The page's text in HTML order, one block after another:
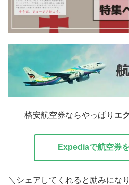
格安航空券ならやっぱり エ
Expediaで航空券
＼シェアしてくれると励みにな